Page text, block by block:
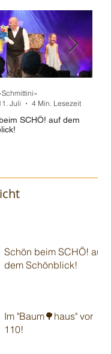
SCHÖ! auf dem
Juli
4 Min. Lesezeit
Schön beim SCHÖ! auf
dem Schönblick!
Im "Baum🌳haus" vor
110!